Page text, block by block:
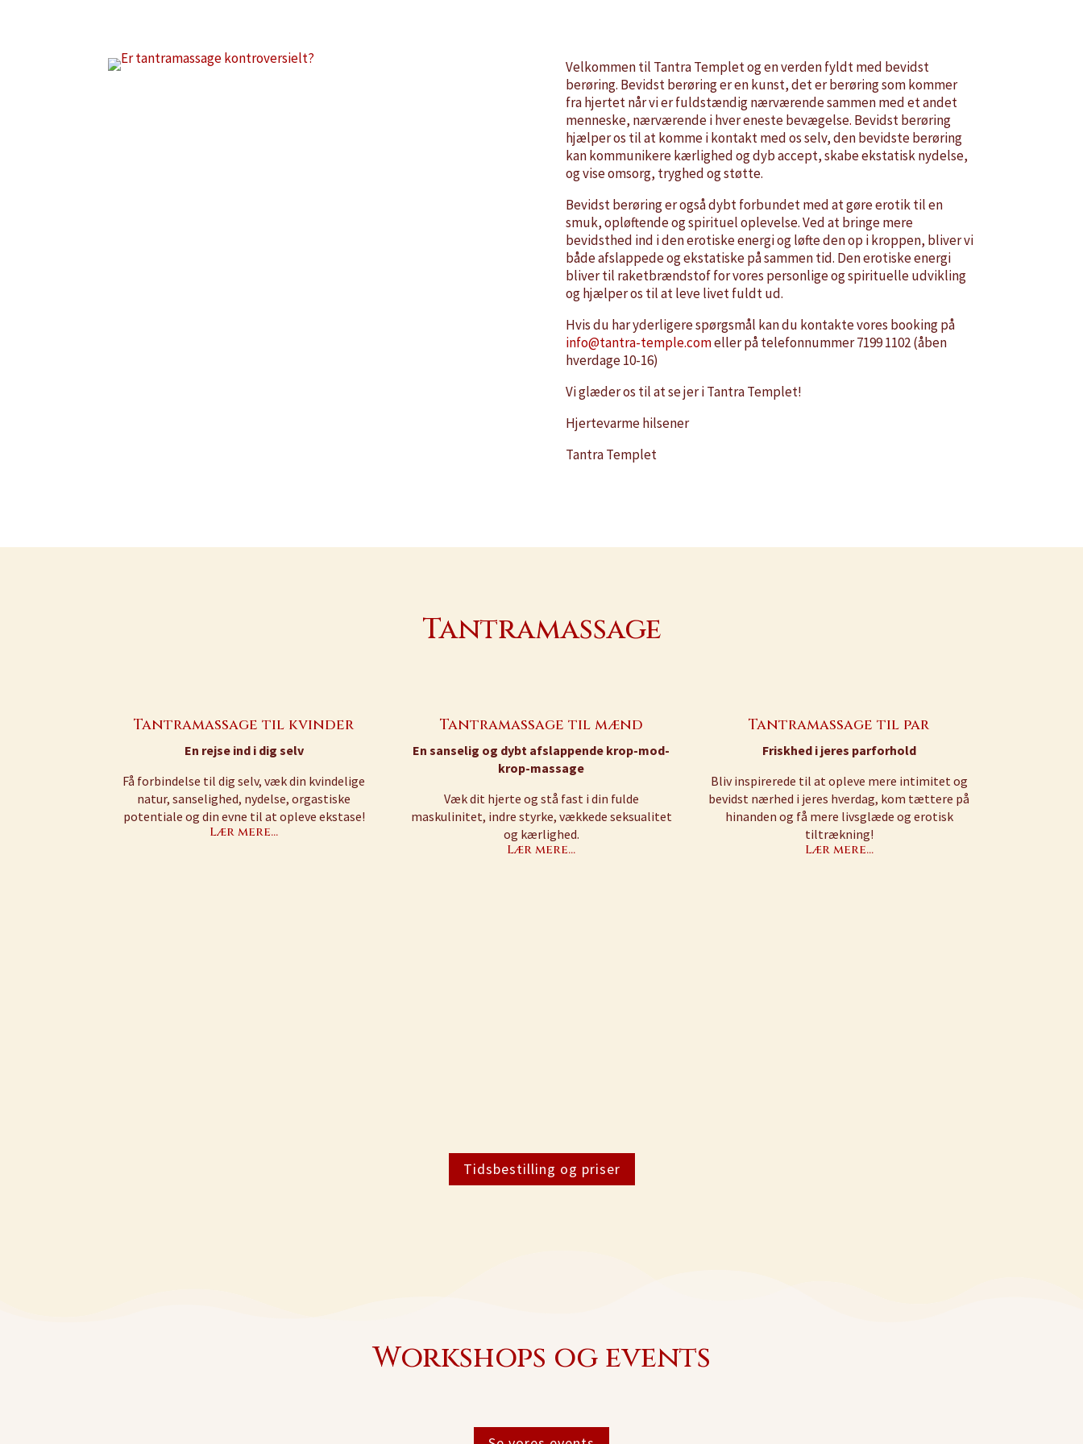
Velkommen til Tantra Templet og en verden fyldt med bevidst
berøring. Bevidst berøring er en kunst, det er berøring som kommer
fra hjertet når vi er fuldstændig nærværende sammen med et andet
menneske, nærværende i hver eneste bevægelse. Bevidst berøring
hjælper os til at komme i kontakt med os selv, den bevidste berøring
kan kommunikere kærlighed og dyb accept, skabe ekstatisk nydelse,
og vise omsorg, tryghed og støtte.
Bevidst berøring er også dybt forbundet med at gøre erotik til en
smuk, opløftende og spirituel oplevelse. Ved at bringe mere
bevidsthed ind i den erotiske energi og løfte den op i kroppen, bliver vi
både afslappede og ekstatiske på sammen tid. Den erotiske energi
bliver til raketbrændstof for vores personlige og spirituelle udvikling
og hjælper os til at leve livet fuldt ud.
Hvis du har yderligere spørgsmål kan du kontakte vores booking på
info@tantra-temple.comeller på telefonnummer 7199 1102 (åben
hverdage 10-16)
Vi glæder os til at se jer i Tantra Templet!
Hjertevarme hilsener
Tantra Templet
Tantramassage
Tantramassage til kvinder
En rejse ind i dig selv
Få forbindelse til dig selv, væk din kvindelige
natur, sanselighed, nydelse, orgastiske
potentiale og din evne til at opleve ekstase!
Lær mere…
Tantramassage til mænd
En sanselig og dybt afslappende krop-mod-
krop-massage
Væk dit hjerte og stå fast i din fulde
maskulinitet, indre styrke, vækkede seksualitet
og kærlighed.
Lær mere…
Tantramassage til par
Friskhed i jeres parforhold
Bliv inspirerede til at opleve mere intimitet og
bevidst nærhed i jeres hverdag, kom tættere på
hinanden og få mere livsglæde og erotisk
tiltrækning!
Lær mere…
Tidsbestilling og priser
Workshops og events